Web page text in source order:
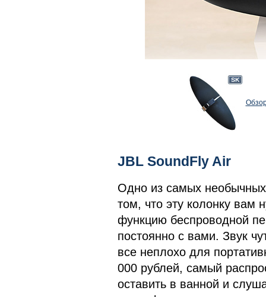
JBL SoundFly Air
Одно из самых необычных
том, что эту колонку вам
функцию беспроводной
постоянно с вами. Звук
все неплохо для
000 рублей, самый
оставить в ванной и